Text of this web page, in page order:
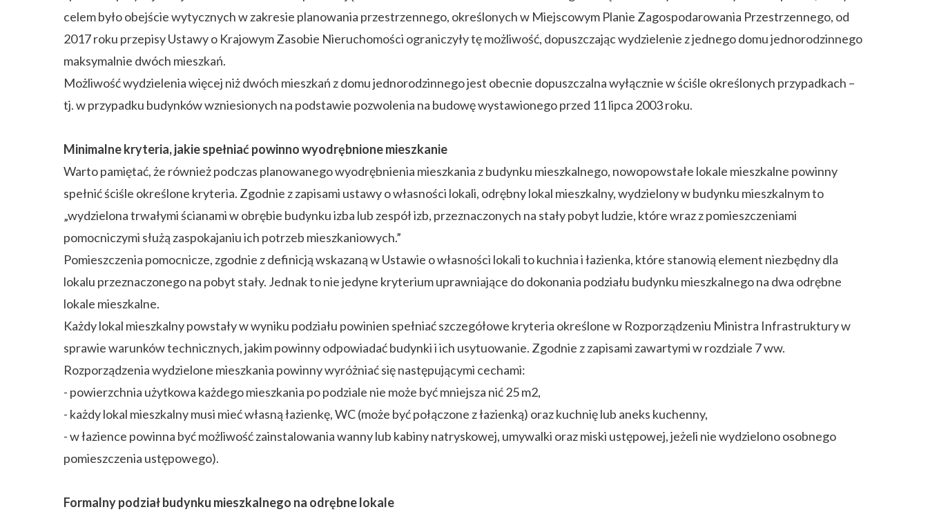
celem było obejście wytycznych w zakresie planowania przestrzennego, określonych w Miejscowym Planie Zagospodarowania Przestrzennego, od
2017 roku przepisy Ustawy o Krajowym Zasobie Nieruchomości ograniczyły tę możliwość, dopuszczając wydzielenie z jednego domu jednorodzinnego
maksymalnie dwóch mieszkań.
Możliwość wydzielenia więcej niż dwóch mieszkań z domu jednorodzinnego jest obecnie dopuszczalna wyłącznie w ściśle określonych przypadkach –
tj. w przypadku budynków wzniesionych na podstawie pozwolenia na budowę wystawionego przed 11 lipca 2003 roku.
Minimalne kryteria, jakie spełniać powinno wyodrębnione mieszkanie
Warto pamiętać, że również podczas planowanego wyodrębnienia mieszkania z budynku mieszkalnego, nowopowstałe lokale mieszkalne powinny
spełnić ściśle określone kryteria. Zgodnie z zapisami ustawy o własności lokali, odrębny lokal mieszkalny, wydzielony w budynku mieszkalnym to
„wydzielona trwałymi ścianami w obrębie budynku izba lub zespół izb, przeznaczonych na stały pobyt ludzie, które wraz z pomieszczeniami
pomocniczymi służą zaspokajaniu ich potrzeb mieszkaniowych.”
Pomieszczenia pomocnicze, zgodnie z definicją wskazaną w Ustawie o własności lokali to kuchnia i łazienka, które stanowią element niezbędny dla
lokalu przeznaczonego na pobyt stały. Jednak to nie jedyne kryterium uprawniające do dokonania podziału budynku mieszkalnego na dwa odrębne
lokale mieszkalne.
Każdy lokal mieszkalny powstały w wyniku podziału powinien spełniać szczegółowe kryteria określone w Rozporządzeniu Ministra Infrastruktury w
sprawie warunków technicznych, jakim powinny odpowiadać budynki i ich usytuowanie. Zgodnie z zapisami zawartymi w rozdziale 7 ww.
Rozporządzenia wydzielone mieszkania powinny wyróżniać się następującymi cechami:
- powierzchnia użytkowa każdego mieszkania po podziale nie może być mniejsza nić 25 m2,
- każdy lokal mieszkalny musi mieć własną łazienkę, WC (może być połączone z łazienką) oraz kuchnię lub aneks kuchenny,
- w łazience powinna być możliwość zainstalowania wanny lub kabiny natryskowej, umywalki oraz miski ustępowej, jeżeli nie wydzielono osobnego
pomieszczenia ustępowego).
Formalny podział budynku mieszkalnego na odrębne lokale